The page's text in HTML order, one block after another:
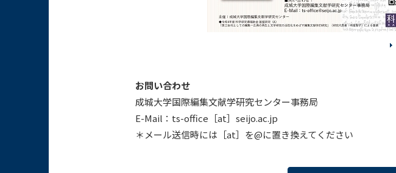
お問い合わせ
成城大学国際編集文献学研究センター事務局
E-Mail：ts-office［at］seijo.ac.jp
＊メール送信時には［at］を@に置き換えてください